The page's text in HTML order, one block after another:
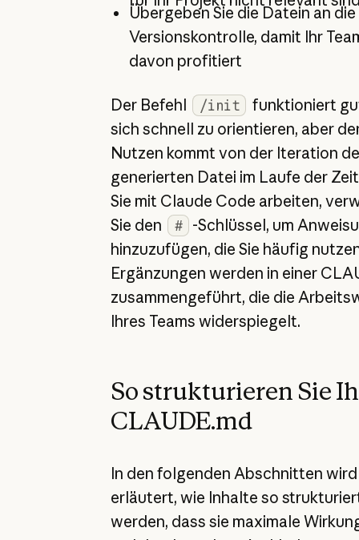
Übergeben Sie die Datein an die
Versionskontrolle, damit Ihr
davon profitiert
Der Befehl /init
funktioniert
sich schnell zu orientieren, aber
Nutzen kommt von der Iteration
generierten Datei im Laufe der
Sie mit Claude Code arbeiten,
Sie den
#
-Schlüssel, um
hinzuzufügen, die Sie häufig
Ergänzungen werden in einer
zusammengeführt, die die
Ihres Teams widerspiegelt.
So strukturieren Sie
CLAUDE.md
In den folgenden Abschnitten wird
erläutert, wie Inhalte so
werden, dass sie maximale